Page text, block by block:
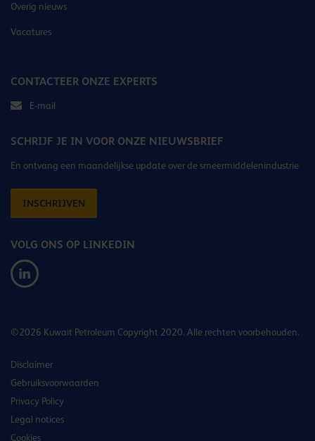
Overig nieuws
Vacatures
CONTACTEER ONZE EXPERTS
E-mail
SCHRIJF JE IN VOOR ONZE NIEUWSBRIEF
En ontvang een maandelijkse update over de smeermiddelenindustrie
INSCHRIJVEN
VOLG ONS OP LINKEDIN
©2026 Kuwait Petroleum Copyright 2020. Alle rechten voorbehouden.
Disclaimer
Gebruiksvoorwaarden
Privacy Policy
Legal notices
Cookies